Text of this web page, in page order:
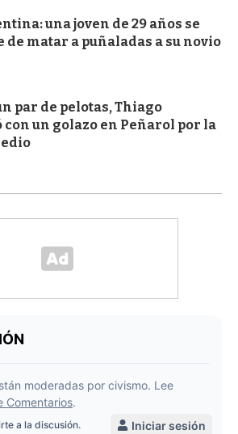
una joven de 29 años se
de matar a puñaladas a su novio
par de pelotas, Thiago
con un golazo en Peñarol por la